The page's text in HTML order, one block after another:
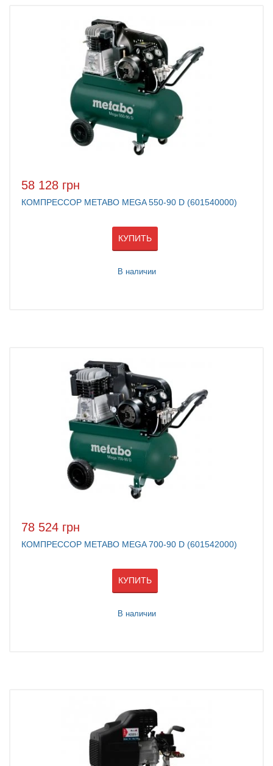
58 128 грн
КОМПРЕССОР METABO MEGA 550-90 D (601540000)
КУПИТЬ
В наличии
78 524 грн
КОМПРЕССОР METABO MEGA 700-90 D (601542000)
КУПИТЬ
В наличии